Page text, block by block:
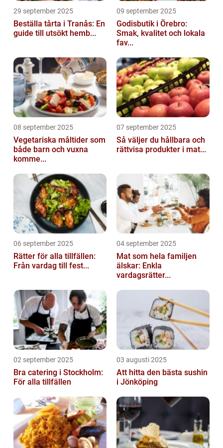
29 september 2025
Beställa tårta i Tranås: En
guide till utsökt hemb...
09 september 2025
Godisbutik i Örebro:
Smak, kvalitet och lokala
fav...
08 september 2025
Vegetariska måltider som
både barn och vuxna
komme...
07 september 2025
Så väljer du hållbara och
rättvisa produkter i mat...
06 september 2025
Rätter för alla tillfällen:
Från vardag till fest...
04 september 2025
Mat som hela familjen
älskar: Enkla
vardagsrätter...
02 september 2025
Bra catering i Stockholm:
För alla tillfällen
03 augusti 2025
Att hitta den bästa sushin
i Jönköping